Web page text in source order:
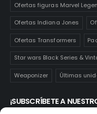
Ofertas figuras Marvel
Ofertas Indiana Jones
Ofertas Transformers
Star wars Black Series &
Weaponizer Últimas
¡SUBSCRÍBETE A